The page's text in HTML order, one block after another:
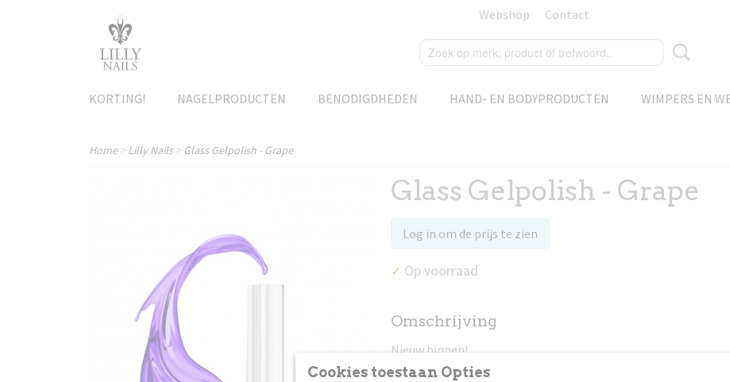
Webshop Contact
KORTING! NAGELPRODUCTEN BENODIGDHEDEN HAND- EN BODYPRODUCTEN WIMPERS EN
Home>Lilly Nails> Glass Gelpolish - Grape
Glass Gelpolish - Grape
Log in om de prijs te zien
✓ Op voorraad
Omschrijving
Nieuw binnen!
Glas Gelpolish - Limited Edition!
Cookies toestaan Opties